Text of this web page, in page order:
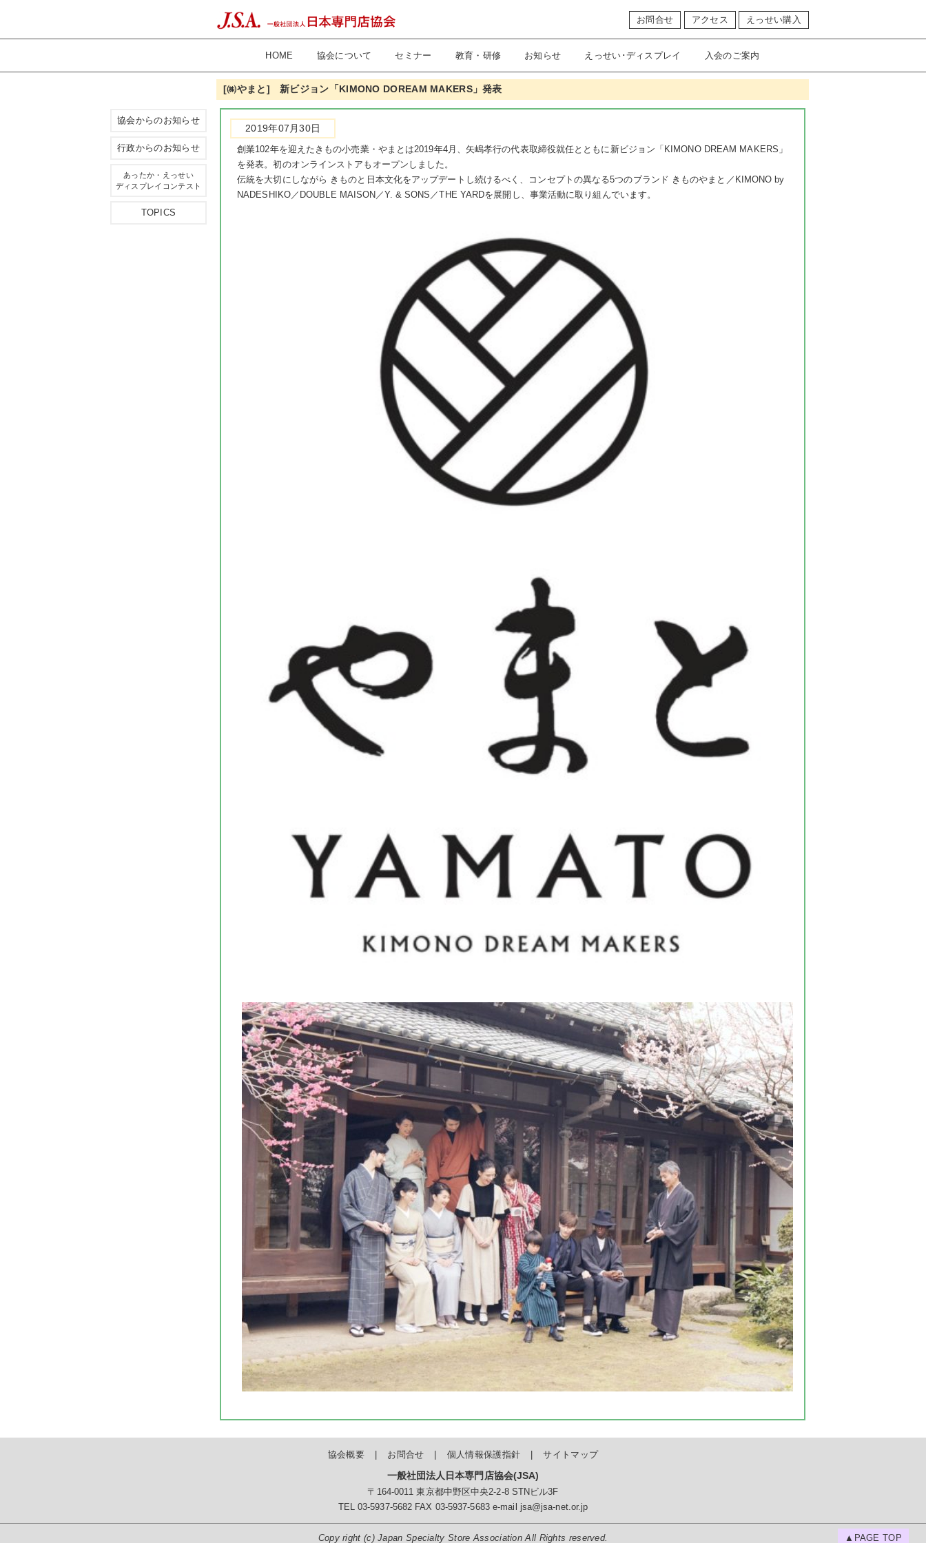
お問合せ アクセス えっせい購入
HOME 協会について セミナー 教育・研修 お知らせ えっせい･ディスプレイ 入会のご案内
協会からのお知らせ
行政からのお知らせ
あったか・えっせい
ディスプレイコンテスト
TOPICS
[㈱やまと] 新ビジョン「KIMONO DOREAM MAKERS」発表
2019年07月30日
創業102年を迎えたきもの小売業・やまとは2019年4月、矢嶋孝行の代表取締役就任とともに新ビジョン「KIMONO DREAM MAKERS」
を発表。初のオンラインストアもオープンしました。
伝統を大切にしながら きものと日本文化をアップデートし続けるべく、コンセプトの異なる5つのブランド きものやまと／KIMONO by
NADESHIKO／DOUBLE MAISON／Y. & SONS／THE YARDを展開し、事業活動に取り組んでいます。
▲PAGE TOP
協会概要 お問合せ 個人情報保護指針 サイトマップ
一般社団法人日本専門店協会(JSA)
〒164-0011 東京都中野区中央2-2-8 STNビル3F
TEL 03-5937-5682 FAX 03-5937-5683 e-mail jsa@jsa-net.or.jp
Copy right (c) Japan Specialty Store Association All Rights reserved.